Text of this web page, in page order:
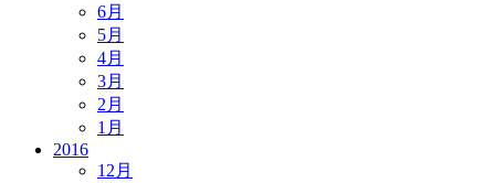
6月
5月
4月
3月
2月
1月
2016
12月